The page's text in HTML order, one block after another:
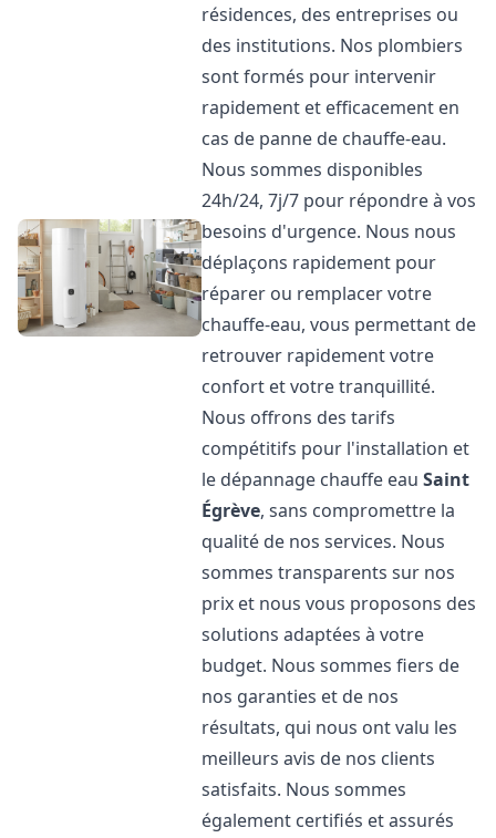
résidences, des entreprises ou
des institutions. Nos plombiers
sont formés pour intervenir
rapidement et efficacement en
cas de panne de chauffe-eau.
Nous sommes disponibles
24h/24, 7j/7 pour répondre à vos
besoins d'urgence. Nous nous
déplaçons rapidement pour
réparer ou remplacer votre
chauffe-eau, vous permettant de
retrouver rapidement votre
confort et votre tranquillité.
Nous offrons des tarifs
compétitifs pour l'installation et
le dépannage chauffe eauSaint
Égrève, sans compromettre la
qualité de nos services. Nous
sommes transparents sur nos
prix et nous vous proposons des
solutions adaptées à votre
budget. Nous sommes fiers de
nos garanties et de nos
résultats, qui nous ont valu les
meilleurs avis de nos clients
satisfaits. Nous sommes
également certifiés et assurés